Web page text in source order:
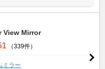
View Mirror
（339件）
ミラー